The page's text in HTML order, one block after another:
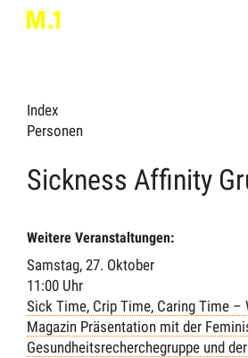
Index
Personen
Sickness Affinity
Weitere Veranstaltungen:
Samstag, 27. Oktober
11:00 Uhr
Sick Time, Crip Time, Caring Time –
Magazin Präsentation mit der
Gesundheitsrecherchegruppe und